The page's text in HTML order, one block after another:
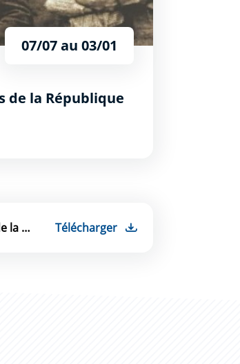
07/07 au 03/01
de la République
Fiche pédagogique : Les fables de la Fontaine Télécharger